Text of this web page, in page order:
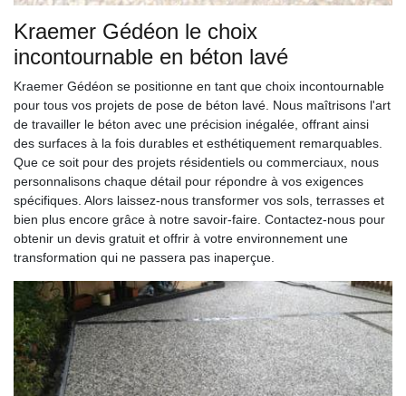
Kraemer Gédéon le choix
incontournable en béton lavé
Kraemer Gédéon se positionne en tant que choix incontournable
pour tous vos projets de pose de béton lavé. Nous maîtrisons l'art
de travailler le béton avec une précision inégalée, offrant ainsi
des surfaces à la fois durables et esthétiquement remarquables.
Que ce soit pour des projets résidentiels ou commerciaux, nous
personnalisons chaque détail pour répondre à vos exigences
spécifiques. Alors laissez-nous transformer vos sols, terrasses et
bien plus encore grâce à notre savoir-faire. Contactez-nous pour
obtenir un devis gratuit et offrir à votre environnement une
transformation qui ne passera pas inaperçue.